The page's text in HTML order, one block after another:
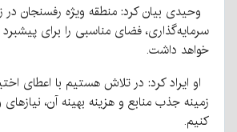
وحیدی بیان کرد: منطقه ویژه رفسنجان در
سرمایه‌گذاری، فضای مناسبی را برای
خواهد داشت.
او ایراد کرد: در تلاش هستیم با اعطای
زمینه جذب منابع و هزینه بهینه آن، نیازهای
کنیم.